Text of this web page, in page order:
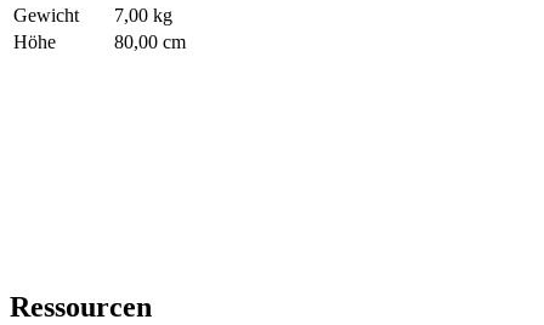
Gewicht
7,00 kg
Höhe
80,00 cm
Ressourcen